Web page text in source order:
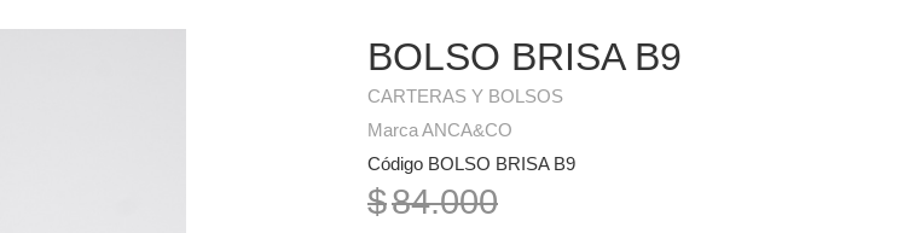
BOLSO BRISA B9
CARTERAS Y BOLSOS
Marca ANCA&CO
Código BOLSO BRISA B9
$84.000